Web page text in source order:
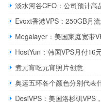
淡水河谷CFO：公司预计
煮元宵吃元宵照片创意
奥运五环各个颜色分别代表